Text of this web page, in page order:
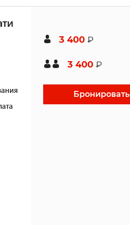
3 400 ₽
3 400 ₽
Бронировать